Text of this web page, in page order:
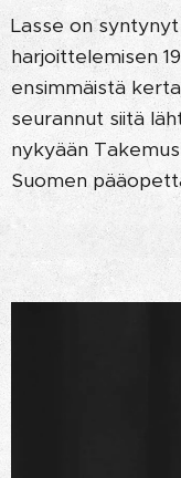
Lasse on
harjoittelemisen
ensimmäistä
seurannut siitä
nykyään
Suomen